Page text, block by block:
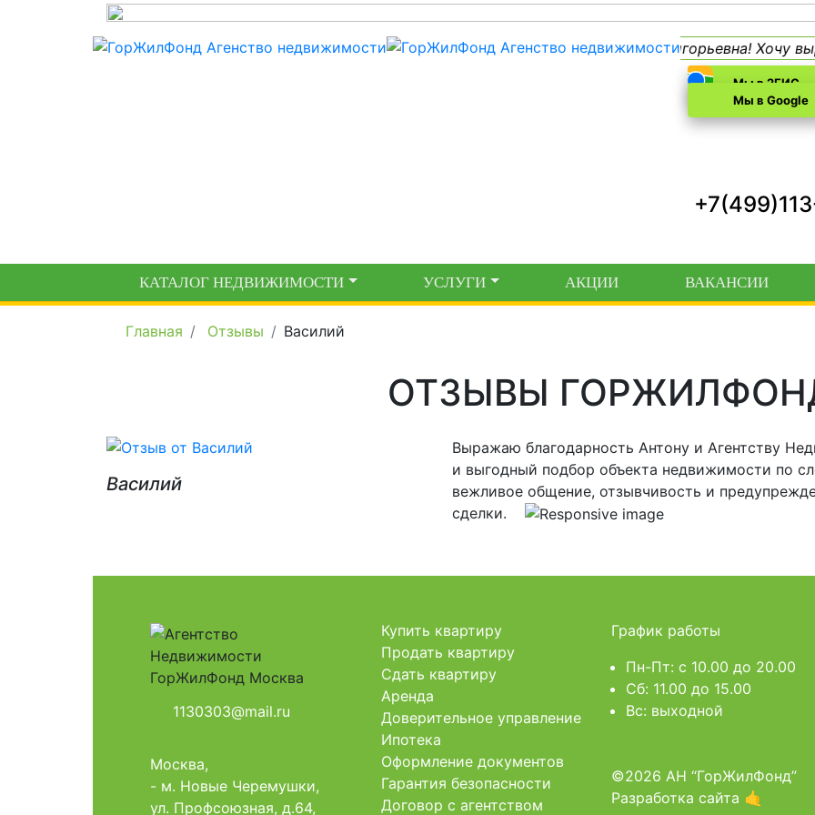
Уважаемая Татьяна Григорьевна! Хочу
Мы в 2ГИС
Мы в Google
КАТАЛОГ НЕДВИЖИМОСТИ УСЛУГИ АКЦИИ ВАКАНСИИ
Главная Отзывы Василий
ОТЗЫВЫ
Василий
Выражаю благодарность Антону и Агентству
и выгодный подбор объекта недвижимости по
вежливое общение, отзывчивость и
сделки.
1130303@mail.ru
Москва,
- м. Новые Черемушки,
ул. Профсоюзная, д.64,
Купить квартиру
Продать квартиру
Сдать квартиру
Аренда
Доверительное управление
Ипотека
Оформление документов
Гарантия безопасности
Договор с агентством
График работы
Пн-Пт: c 10.00 до 20.00
Сб: 11.00 до 15.00
Вс: выходной
©2026 АН “ГорЖилФонд”
Разработка сайта 🤙